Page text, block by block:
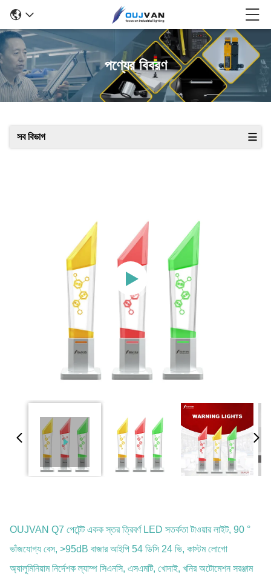
পণ্যের বিবরণ
সব বিভাগ
OUJVAN Q7 পেটেন্ট একক স্তর ত্রিবর্ণ LED সতর্কতা টাওয়ার লাইট, 90 °
ভাঁজযোগ্য বেস, >95dB বাজার আইপি 54 ডিসি 24 ভি, কাস্টম লোগো
অ্যালুমিনিয়াম নির্দেশক ল্যাম্প সিএনসি, এসএমটি, খোদাই, খনির অটোমেশন সরঞ্জাম